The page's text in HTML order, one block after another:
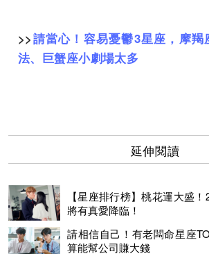
>>請當心！容易憂鬱3星座，摩羯
法、巨蟹座小劇場太多
延伸閱讀
【星座排行榜】桃花運大盛
將有真愛降臨！
請相信自己！有老闆命星座
算能幫公司賺大錢